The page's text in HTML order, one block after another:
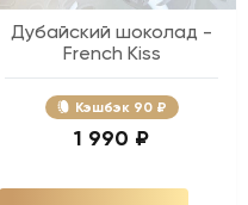
Дубайский шоколад -
French Kiss
Кэшбэк 90 ₽
1 990 ₽